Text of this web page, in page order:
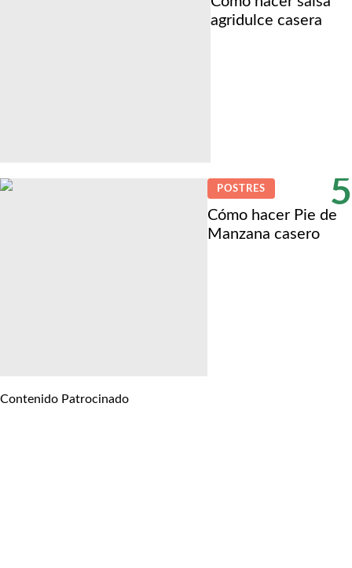
agridulce casera
5
POSTRES
Cómo hacer Pie de
Manzana casero
Contenido Patrocinado